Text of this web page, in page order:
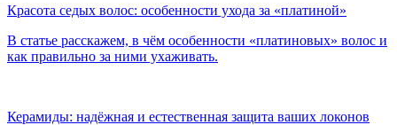
Красота седых волос: особенности ухода за «платиной»
В статье расскажем, в чём особенности «платиновых» волос и
как правильно за ними ухаживать.
Керамиды: надёжная и естественная защита ваших локонов